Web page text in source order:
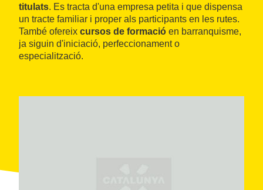
titulats. Es tracta d'una empresa petita i que dispensa
un tracte familiar i proper als participants en les rutes.
També ofereix cursos de formació en barranquisme,
ja siguin d'iniciació, perfeccionament o
especialització.